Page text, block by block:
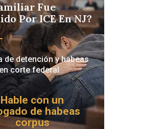
Fue
Por ICE En NJ?
de detención y habeas
corte federal
Hable con un
de habeas
corpus